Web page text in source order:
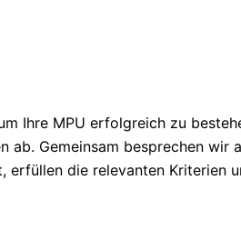
Ihre MPU erfolgreich zu
Gemeinsam besprechen wir
die relevanten Kriterien